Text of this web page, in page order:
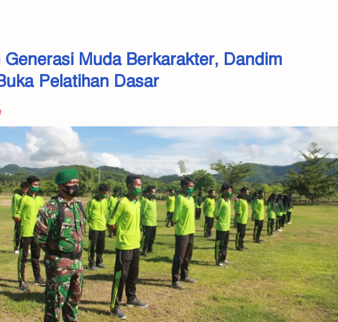
Muda Berkarakter, Dandim
Pelatihan Dasar